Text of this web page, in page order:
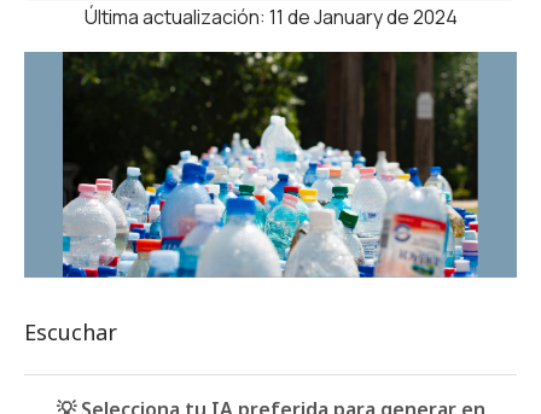
Última actualización: 11 de January de 2024
Escuchar